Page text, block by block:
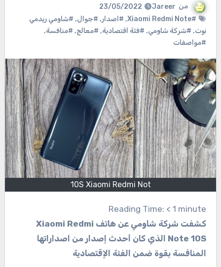
من Jareer
23/05/2022
#Xiaomi Redmi Note
, #اصدار, #جوال, #شاومي ريدمي
نوت, #شركة شاومي, #فئة اقتصادية, #معالج, #منافسة,
#مواصفات
10S Xiaomi Redmi Not
Reading Time: < 1 minute
كشفت شركة شاومي عن هاتف Xiaomi Redmi
Note 10S الذي كان أحدث إصدار من اصداراتها
المنافسة بقوة ضمن الفئة الإقتصادية